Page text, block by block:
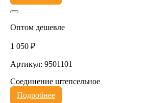
Оптом дешевле
1 050 ₽
Артикул: 9501101
Соединение штепсельное
Подробнее